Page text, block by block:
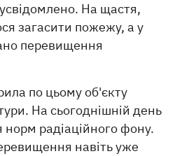
На щастя,
загасити пожежу, а у
перевищення
по цьому об'єкту
На сьогоднішній день
радіаційного фону.
навіть уже